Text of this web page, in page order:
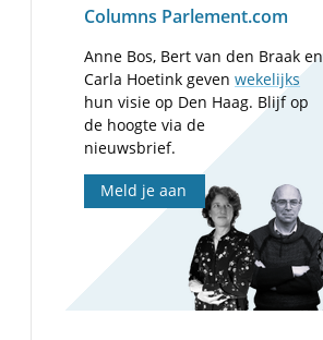
Columns Parlement.com
Anne Bos, Bert van den Braak en
Carla Hoetink gevenwekelijks
hun visie op Den Haag. Blijf op
de hoogte via de
nieuwsbrief.
Meld je aan